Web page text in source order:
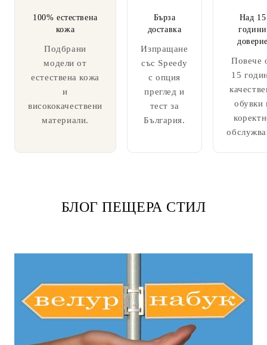
100% естествена
кожа
Подбрани
модели от
естествена кожа
и
висококачествени
материали.
Бърза
доставка
Изпращане
със Speedy
с опция
преглед и
тест за
България.
Над 15
години
Повече
15
обувки
БЛОГ ПЕЩЕРА СТИЛ